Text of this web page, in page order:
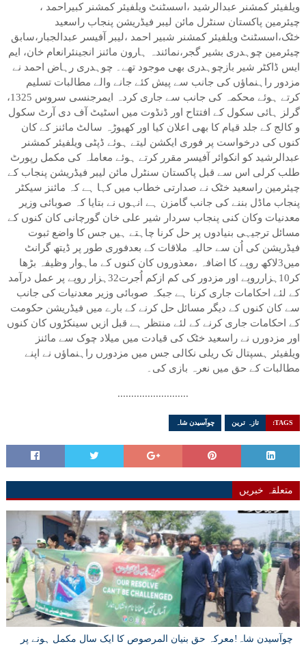
ویلفیئر کمشنر عبدالرشید ،اسسٹنٹ ویلفیئر کمشنر کبیراحمد ،
چیئرمین پاکستان سنٹرل مائن لیبر فیڈریشن پنجاب راسعید
خٹک،اسسٹنٹ ویلفیئر کمشنر شبیر احمد ،لیبر آفیسر عبدالجبار،سابق
چیئرمین چوہدری بشیر گجر،نمائندہ ہارون مائنز انجینئرانعام خان، ایم
ایس ڈاکٹر شیر بازچوہدری بھی موجود تھے۔ چوہدری رہاض احمد نے
مزدور راہنماﺅں کی جانب سے پیش کئے جانے والے مطالبات تسلیم
کرتے ہوئے محکمہ کی جانب سے جاری کردہ ایمرجنسی سروس 1325،
گرلز ہائی سکول کے افتتاح اور ڈنڈوت میں اسٹیٹ آف دی آرٹ سکول
و کالج کے جلد قیام کا بھی اعلان کیا اور کھیوڑہ سالٹ مائنز کے کان
کنوں کی درخواست پر فوری ایکشن لیتے ہوئے ڈپٹی ویلفیئر کمشنر
عبدالرشید کو انکوائر آفیسر مقرر کرتے ہوئے معاملہ کی مکمل رپورٹ
طلب کرلی اس سے قبل پاکستان سنٹرل مائن لیبر فیڈریشن پنجاب کے
چیئرمین راسعید خٹک نے صدارتی خطاب میں کہا ہے کہ مائنز سیکٹر
پنجاب ماڈل بننے کی جانب گامزن ہے انہوں نے بتایا کہ صوبائی وزیر
معدنیات وکان کنی پنجاب سردار شیر علی خان گورچانی کان کنوں کے
مسائل ترجیہی بنیادوں پر حل کرنا چاہتے ہیں جس کا واضع ثبوت
فیڈریشن کی اُن سے حالیہ ملاقات کے بعدفوری طور پر ڈیتھ گرانٹ
میں3لاکھ روپے کا اضافہ ،معذوروں کان کنوں کے ماہوار وظیفہ بڑھا
کر10ہزارروپے اور مزدور کی کم ازکم اُجرت32ہزار روپے پر عمل درآمد
کے لئے احکامات جاری کرنا ہے جبکہ صوبائی وزیر معدنیات کی جانب
سے کان کنوں کے دیگر مسائل حل کرنے کے بارے میں فیڈریشن حکومت
کے احکامات جاری کرنے کے لئے منتظر ہے قبل ازیں سینکڑوں کان کنوں
اور مزدورں نے راسعید خٹک کی قیادت میں میلاد چوک سے مائنز
ویلفیئر ہسپتال تک ریلی نکالی جس میں مزدورں راہنماﺅں نے اپنے
مطالبات کے حق میں نعرہ بازی کی۔
..........................
TAGS: تازہ ترین چوآسیدن شاہ
متعلقہ خبریں
چوآسیدن شاہ!معرکہ حق بنیان المرصوص کا ایک سال مکمل ہونے پر